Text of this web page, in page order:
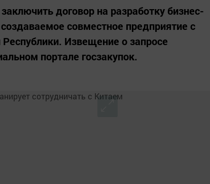
договор на разработку бизнес-
совместное предприятие с
Извещение о запросе
портале госзакупок.